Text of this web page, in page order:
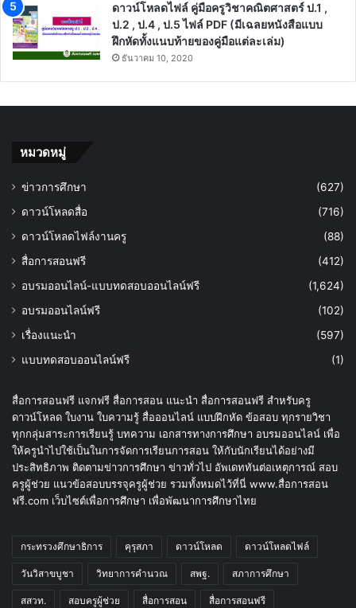
ดาวน์โหลดไฟล์ คู่มือครูวิชาคณิตศาสตร์ ป.1 ,
ป.2 , ป.4 , ป.5 ไฟล์ PDF (มีเฉลยหนังสือแบบ
ฝึกหัดทั้งแนบท้ายของคู่มือแต่ละเล่ม)
ธันวาคม 10, 2020
หมวดหมู่
ข่าวการศึกษา
(627)
ดาวน์โหลดสื่อ
(716)
ดาวน์โหลดไฟล์งานครู
(88)
สื่อการสอนฟรี
(412)
อบรมออนไลน์-แบบทดสอบออนไลน์ฟรี
(1,624)
อบรมออนไลน์ฟรี
(102)
เรื่องแนะนำ
(597)
แบบทดสอบออนไลน์ฟรี
(1)
สื่อการสอนฟรี แจกฟรี สื่อการสอน แนะนำ สื่อการสอนฟรี สำหรับครู
ดาวน์โหลด ใบงาน ใบความรู้ สื่อออนไลน์ แบบฝึกหัด ข้อสอบ ทุกรายวิชา
ทุกกลุ่มสาระการเรียนรู้ บทความ เอกสารทางการศึกษา อบรมออนไลน์ เพื่อ
ให้ครูนำไปใช้เป็นในการจัดการเรียนการสอน ให้กับนักเรียนได้อย่างมี
ประสิทธิภาพ ติดตามข่าวการศึกษา ข่าวทั่วไป อัพเดททันต่อเหตุการณ์ สอบ
ครูผู้ช่วย แนวข้อสอบบรรจุครูผู้ช่วย รวมทั้งหมดไว้ที่นี่ www.สื่อการสอน
ฟรี.com เว็บไซต์เพื่อการศึกษา เพื่อพัฒนาการศึกษาไทย
กระทรวงศึกษาธิการ คุรุสภา ดาวน์โหลด ดาวน์โหลดไฟล์
วันวิสาขบูชา วิทยาการคำนวณ สพฐ. สภาการศึกษา
สสวท. สอบครูผู้ช่วย สื่อการสอน สื่อการสอนฟรี